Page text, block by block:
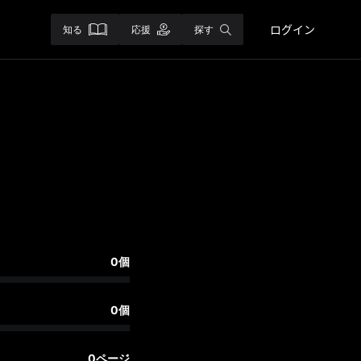
知る 応援 探す ログイン
0個
0個
0ページ